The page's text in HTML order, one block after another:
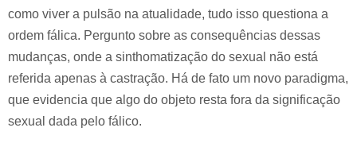
como viver a pulsão na atualidade, tudo isso questiona a
ordem fálica. Pergunto sobre as consequências dessas
mudanças, onde a sinthomatização do sexual não está
referida apenas à castração. Há de fato um novo paradigma,
que evidencia que algo do objeto resta fora da significação
sexual dada pelo fálico.